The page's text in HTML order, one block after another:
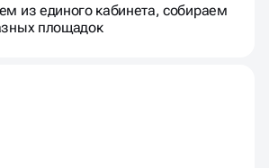
из единого кабинета, собираем
площадок